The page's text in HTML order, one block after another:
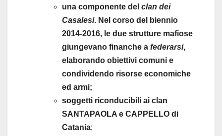
una componente del clan dei
Casalesi. Nel corso del biennio
2014-2016, le due strutture mafiose
giungevano finanche a federarsi,
elaborando obiettivi comuni e
condividendo risorse economiche
ed armi;
soggetti riconducibili ai clan
SANTAPAOLA e CAPPELLO di
Catania;